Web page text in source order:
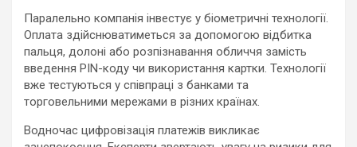
Паралельно компанія інвестує у біометричні технології.
Оплата здійснюватиметься за допомогою відбитка
пальця, долоні або розпізнавання обличчя замість
введення PIN-коду чи використання картки. Технології
вже тестуються у співпраці з банками та
торговельними мережами в різних країнах.
Водночас цифровізація платежів викликає